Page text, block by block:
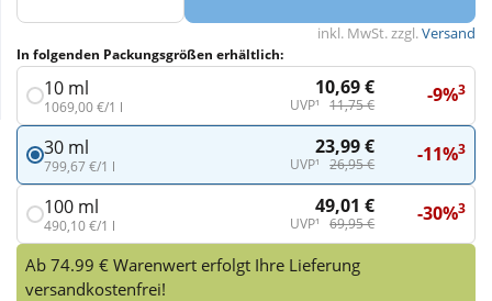
Wellness
inkl. MwSt. zzgl.Versand
In folgenden Packungsgrößen erhältlich:
10 ml
1069,00 €/1 l
10,69 €
UVP¹ 11,75 € -9%3
30 ml
799,67 €/1 l
23,99 €
UVP¹ 26,95 € -11%3
100 ml
490,10 €/1 l
49,01 €
UVP¹ 69,95 € -30%3
Ab 74.99 € Warenwert erfolgt Ihre Lieferung
versandkostenfrei!